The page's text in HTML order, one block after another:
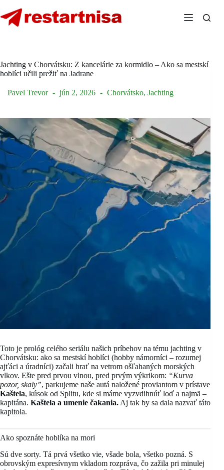
to
content
Jachting v Chorvátsku: Z kancelárie za kormidlo – Ako sa mestskí
hoblíci učili prežiť na Jadrane
Pavel Trevor jún 2, 2026 Chorvátsko, Jachting
Toto je prológ celého seriálu našich príbehov na tému jachting v
Chorvátsku: ako sa mestskí hoblíci (hobby námorníci – rozumej
ajťáci a úradníci) začali hrať na vetrom ošľahaných morských
vlkov. Ešte pred prvou vlnou, pred prvým výkrikom: “Kurva
pozor, skaly”, parkujeme naše autá naložené proviantom v prístave
Kaštela, kúsok od Splitu, kde si máme vyzvdihnúť loď a najmä –
kapitána. Kaštela a umenie čakania.Aj tak by sa dala nazvať táto
kapitola.
Ako spoznáte hoblíka na mori
Sú dve sorty. Tá prvá všetko vie, všade bola, všetko pozná. S
obrovským expresívnym vkladom rozpráva, čo zažila pri minulej